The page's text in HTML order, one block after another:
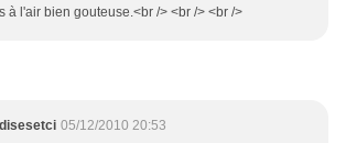
à l'air bien gouteuse.<br /> <br /> <br />
05/12/2010 20:53